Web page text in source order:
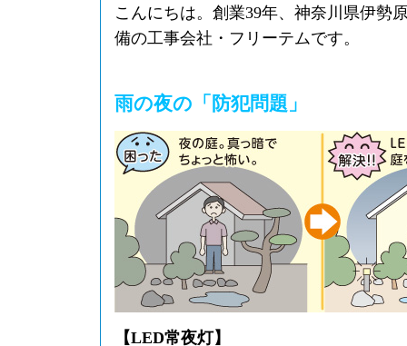
こんにちは。創業39年、神奈川県伊勢
備の工事会社・フリーテムです。
雨の夜の「防犯問題」
【LED常夜灯】